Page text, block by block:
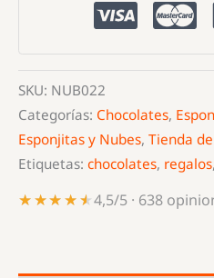
SKU: NUB022
Categorías: Chocolates,
Esponjitas y Nubes, Tienda
Etiquetas: chocolates, regalos,
★★★★★
★★★★★4,5/5 · 638